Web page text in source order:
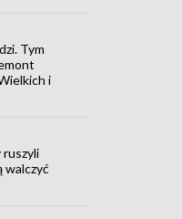
Tym
i
ruszyli
walczyć